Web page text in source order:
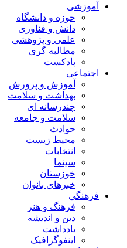
آموزشی
حوزه و دانشگاه
دانش و فناوری
علمی و پژوهشی
مطالبه گری
پادکست
اجتماعی
آموزش و پرورش
بهداشت و سلامت
چندرسانه ای
سلامت و جامعه
حوادث
محیط زیست
انتخابات
سینما
خوزستان
خبرهای بانوان
فرهنگی
فرهنگ و هنر
دین و اندیشه
یادداشت
اینفوگرافیک